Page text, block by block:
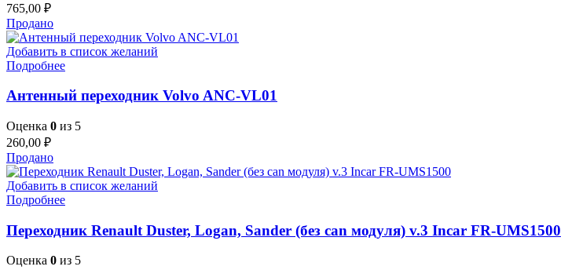
765,00 ₽
Продано
Добавить в список желаний
Подробнее
Антенный переходник Volvo ANC-VL01
Оценка 0 из 5
260,00 ₽
Продано
Добавить в список желаний
Подробнее
Переходник Renault Duster, Logan, Sander (без can модуля) v.3 Incar FR-UMS1500
Оценка 0 из 5